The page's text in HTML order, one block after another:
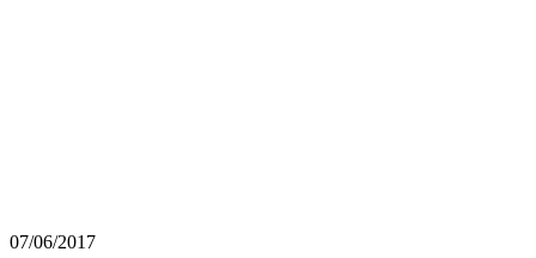
07/06/2017